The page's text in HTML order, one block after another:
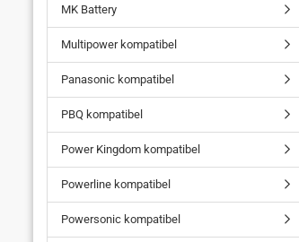
MK Battery
Multipower kompatibel
Panasonic kompatibel
PBQ kompatibel
Power Kingdom kompatibel
Powerline kompatibel
Powersonic kompatibel